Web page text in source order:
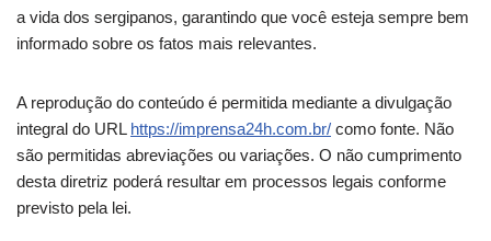
a vida dos sergipanos, garantindo que você esteja sempre bem
informado sobre os fatos mais relevantes.
A reprodução do conteúdo é permitida mediante a divulgação
integral do URL https://imprensa24h.com.br/ como fonte. Não
são permitidas abreviações ou variações. O não cumprimento
desta diretriz poderá resultar em processos legais conforme
previsto pela lei.